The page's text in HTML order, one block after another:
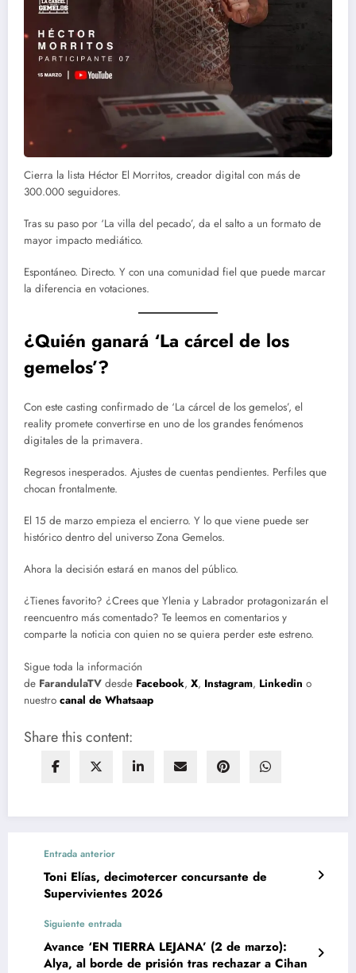
Cierra la lista Héctor El Morritos, creador digital con más de
300.000 seguidores.
Tras su paso por ‘La villa del pecado’, da el salto a un formato de
mayor impacto mediático.
Espontáneo. Directo. Y con una comunidad fiel que puede marcar
la diferencia en votaciones.
¿Quién ganará ‘La cárcel de los
gemelos’?
Con este casting confirmado de ‘La cárcel de los gemelos’, el
reality promete convertirse en uno de los grandes fenómenos
digitales de la primavera.
Regresos inesperados. Ajustes de cuentas pendientes. Perfiles que
chocan frontalmente.
El 15 de marzo empieza el encierro. Y lo que viene puede ser
histórico dentro del universo Zona Gemelos.
Ahora la decisión estará en manos del público.
¿Tienes favorito? ¿Crees que Ylenia y Labrador protagonizarán el
reencuentro más comentado? Te leemos en comentarios y
comparte la noticia con quien no se quiera perder este estreno.
Sigue toda la información
de FarandulaTV desde Facebook, X, Instagram, Linkedin o
nuestro canal de Whatsaap
Share this content:
Entrada anterior
Toni Elías, decimotercer concursante de
Supervivientes 2026
Siguiente entrada
Avance ‘EN TIERRA LEJANA’ (2 de marzo):
Alya, al borde de prisión tras rechazar a Cihan